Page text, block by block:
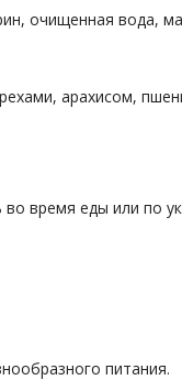
очищенная вода,
арахисом,
время еды или по
питания.